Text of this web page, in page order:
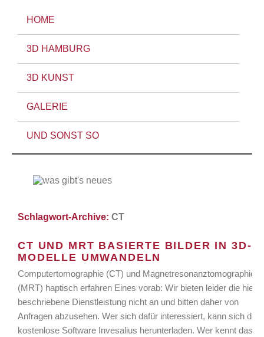
HOME
3D HAMBURG
3D KUNST
GALERIE
UND SONST SO
Schlagwort-Archive:CT
CT UND MRT BASIERTE BILDER IN 3D-
MODELLE UMWANDELN
Computertomographie (CT) und Magnetresonanztomographie
(MRT) haptisch erfahren Eines vorab: Wir bieten leider die hier
beschriebene Dienstleistung nicht an und bitten daher von
Anfragen abzusehen. Wer sich dafür interessiert, kann sich die
kostenlose Software Invesalius herunterladen. Wer kennt das?